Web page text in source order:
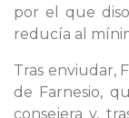
por el que
reducía al
Tras enviudar,
de Farnesio,
consejera y,